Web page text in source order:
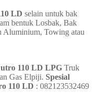
LD selain untuk bak
bentuk Losbak, Bak
Aluminium, Towing atau
110 LD LPG Truk
Gas Elpiji. Spesial
110 LD : 082123532469